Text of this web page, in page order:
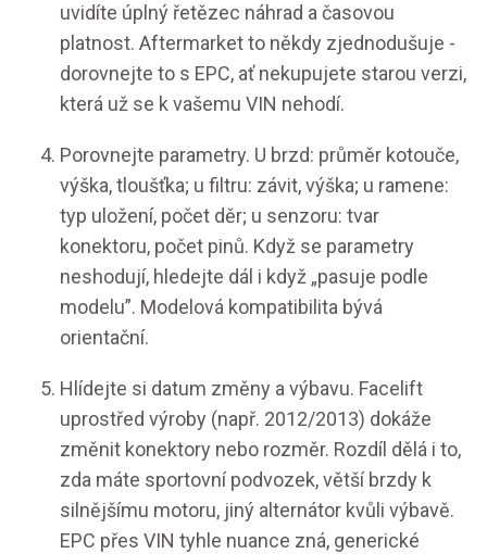
uvidíte úplný řetězec náhrad a časovou
platnost. Aftermarket to někdy zjednodušuje -
dorovnejte to s EPC, ať nekupujete starou verzi,
která už se k vašemu VIN nehodí.
Porovnejte parametry. U brzd: průměr kotouče,
výška, tloušťka; u filtru: závit, výška; u ramene:
typ uložení, počet děr; u senzoru: tvar
konektoru, počet pinů. Když se parametry
neshodují, hledejte dál i když „pasuje podle
modelu”. Modelová kompatibilita bývá
orientační.
Hlídejte si datum změny a výbavu. Facelift
uprostřed výroby (např. 2012/2013) dokáže
změnit konektory nebo rozměr. Rozdíl dělá i to,
zda máte sportovní podvozek, větší brzdy k
silnějšímu motoru, jiný alternátor kvůli výbavě.
EPC přes VIN tyhle nuance zná, generické